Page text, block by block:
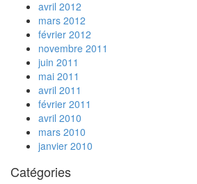
avril 2012
mars 2012
février 2012
novembre 2011
juin 2011
mai 2011
avril 2011
février 2011
avril 2010
mars 2010
janvier 2010
Catégories